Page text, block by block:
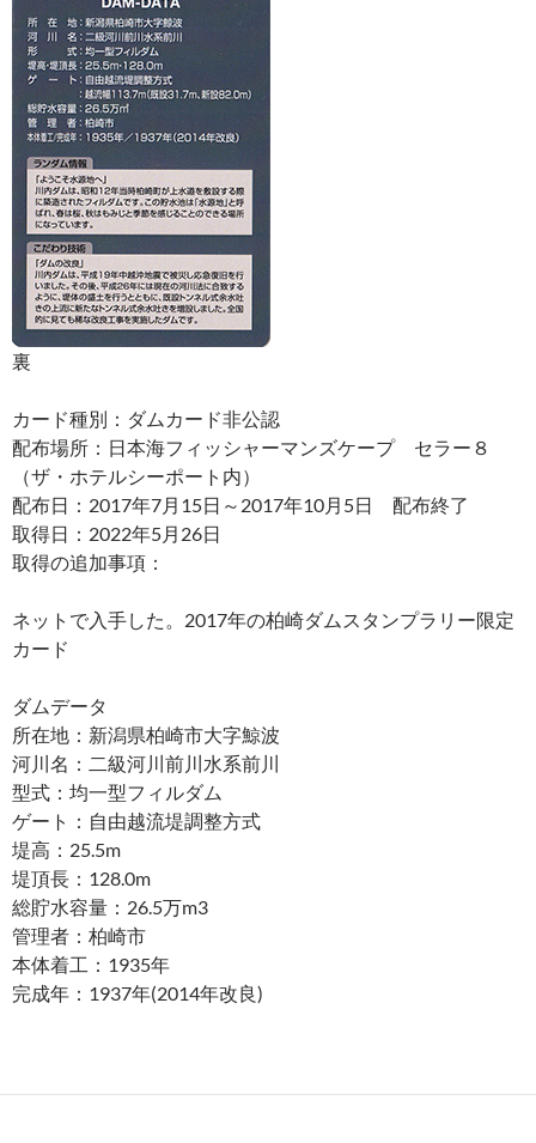
裏
カード種別：ダムカード非公認
配布場所：日本海フィッシャーマンズケープ セラー８
（ザ・ホテルシーポート内）
配布日：2017年7月15日～2017年10月5日 配布終了
取得日：2022年5月26日
取得の追加事項：
ネットで入手した。2017年の柏崎ダムスタンプラリー限定
カード
ダムデータ
所在地：新潟県柏崎市大字鯨波
河川名：二級河川前川水系前川
型式：均一型フィルダム
ゲート：自由越流堤調整方式
堤高：25.5m
堤頂長：128.0m
総貯水容量：26.5万m3
管理者：柏崎市
本体着工：1935年
完成年：1937年(2014年改良)